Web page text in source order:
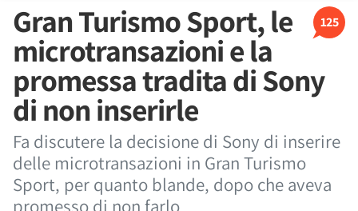
125
Gran Turismo Sport, le
microtransazioni e la
promessa tradita di Sony
di non inserirle
Fa discutere la decisione di Sony di inserire
delle microtransazioni in Gran Turismo
Sport, per quanto blande, dopo che aveva
promesso di non farlo